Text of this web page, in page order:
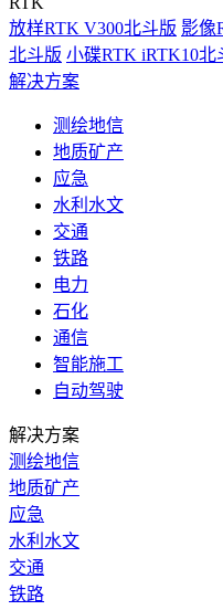
放样RTK V300北斗版 影像
北斗版 小碟RTK iRTK10北
解决方案
测绘地信
地质矿产
应急
水利水文
交通
铁路
电力
石化
通信
智能施工
自动驾驶
解决方案
测绘地信
地质矿产
应急
水利水文
交通
铁路